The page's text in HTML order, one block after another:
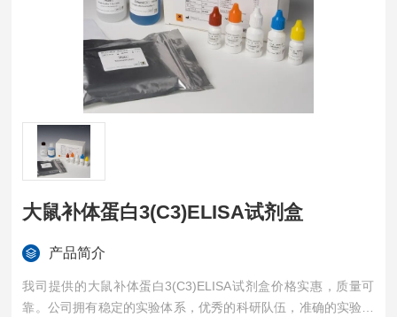
大鼠补体蛋白3(C3)ELISA试剂盒
产品简介
我司提供的大鼠补体蛋白3(C3)ELISA试剂盒价格实惠，质量可
靠。公司拥有稳定的实验体系，优秀的科研队伍，准确的实验结